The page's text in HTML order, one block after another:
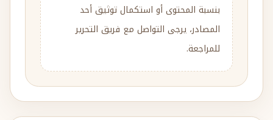
بنسبة المحتوى أو استكمال توثيق أحد
المصادر، يرجى التواصل مع فريق التحرير
للمراجعة.